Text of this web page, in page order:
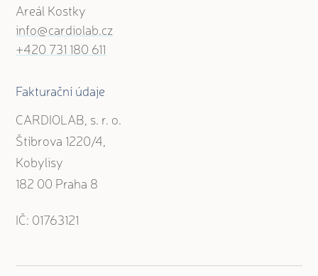
Areál Kostky
info@cardiolab.cz
+420 731 180 611
Fakturační údaje
CARDIOLAB, s. r. o.
Štíbrova 1220/4,
Kobylisy
182 00 Praha 8
IČ: 01763121